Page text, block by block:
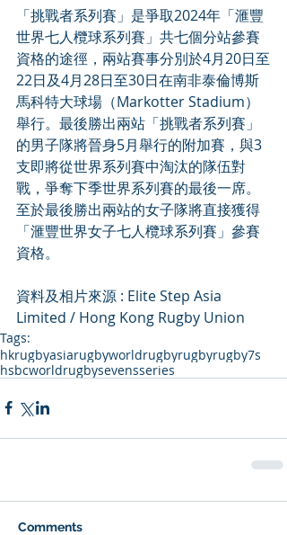
「挑戰者系列賽」是爭取2024年「滙豐
世界七人欖球系列賽」共七個分站參賽
資格的途徑，兩站賽事分別於4月20日至
22日及4月28日至30日在南非泰倫博斯
馬科特大球場（Markotter Stadium）
舉行。最後勝出兩站「挑戰者系列賽」
的男子隊將晉身5月舉行的附加賽，與3
支即將從世界系列賽中淘汰的隊伍對
戰，爭奪下季世界系列賽的最後一席。
至於最後勝出兩站的女子隊將直接獲得
「滙豐世界女子七人欖球系列賽」參賽
資格。
資料及相片來源 : Elite Step Asia
Limited / Hong Kong Rugby Union
Tags:
hkrugbyasiarugbyworldrugbyrugbyrugby7s
hsbcworldrugbysevensseries
Comments